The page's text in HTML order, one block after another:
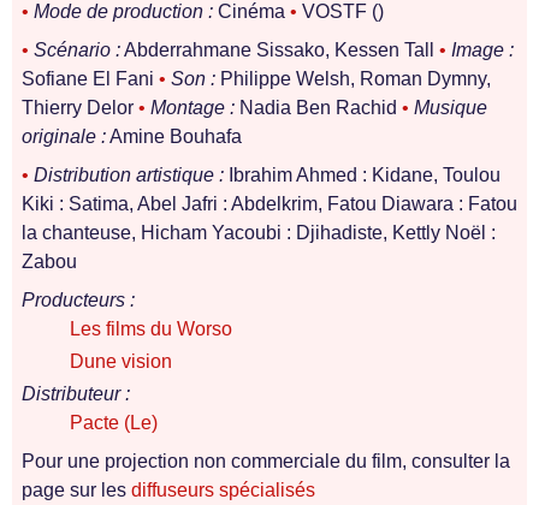
• Mode de production : Cinéma • VOSTF ()
• Scénario :Abderrahmane Sissako, Kessen Tall • Image :
Sofiane El Fani • Son : Philippe Welsh, Roman Dymny,
Thierry Delor • Montage : Nadia Ben Rachid • Musique
originale :Amine Bouhafa
• Distribution artistique : Ibrahim Ahmed : Kidane, Toulou
Kiki : Satima, Abel Jafri : Abdelkrim, Fatou Diawara : Fatou
la chanteuse, Hicham Yacoubi : Djihadiste, Kettly Noël :
Zabou
Producteurs :
Les films du Worso
Dune vision
Distributeur :
Pacte (Le)
Pour une projection non commerciale du film, consulter la
page sur les diffuseurs spécialisés